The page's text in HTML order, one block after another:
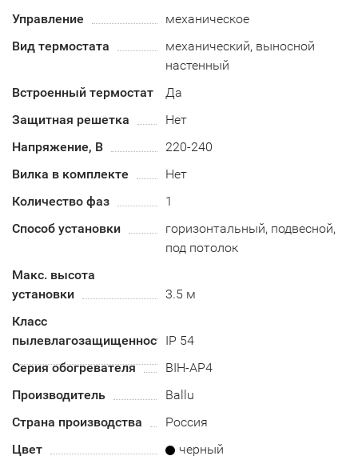
Управление
механическое
Вид термостата
механический, выносной
настенный
Встроенный термостат
Да
Защитная решетка
Нет
Напряжение, В
220-240
Вилка в комплекте
Нет
Количество фаз
1
Способ установки
горизонтальный, подвесной,
под потолок
Макс. высота
установки
3.5 м
Класс
пылевлагозащищенностиIP 54
Серия обогревателя
BIH-AP4
Производитель
Ballu
Страна производства
Россия
Цвет
черный